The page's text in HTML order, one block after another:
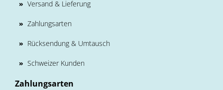
» Versand & Lieferung
» Zahlungsarten
» Rücksendung & Umtausch
» Schweizer Kunden
Zahlungsarten